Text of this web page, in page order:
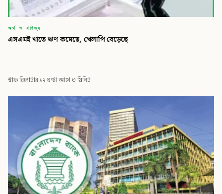
অর্থ ও বাণিজ্য
‎এসএমই খাতে ঋণ কমেছে, খেলাপি বেড়েছে
স্টাফ রিপোর্টার·১২ ঘণ্টা আগে·৩ মিনিট